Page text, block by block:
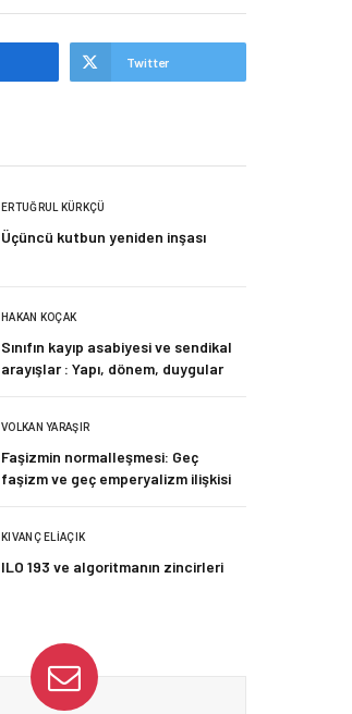
Twitter
ERTUĞRUL KÜRKÇÜ
Üçüncü kutbun yeniden inşası
HAKAN KOÇAK
Sınıfın kayıp asabiyesi ve sendikal
arayışlar : Yapı, dönem, duygular
VOLKAN YARAŞIR
Faşizmin normalleşmesi: Geç
faşizm ve geç emperyalizm ilişkisi
KIVANÇ ELIAÇIK
ILO 193 ve algoritmanın zincirleri